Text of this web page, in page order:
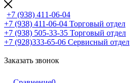
+7 (938) 411-06-04
+7 (938) 411-06-04 Торговый отдел
+7 (938) 505-33-35 Торговый отдел
+7 (928)333-65-06 Сервисный отдел
Заказать звонок